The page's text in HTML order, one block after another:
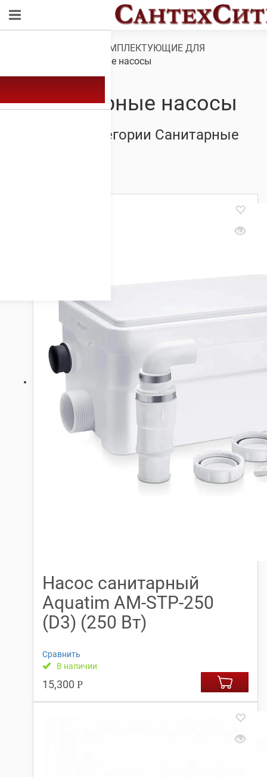
НАСОСЫ И КОМПЛЕКТУЮЩИЕ ДЛЯ
/ Санитарные насосы
Санитарные насосы
Товары из категории Санитарные
Насос санитарный
Aquatim АМ-STP-250
(D3) (250 Вт)
Сравнить
В наличии
15,300 Р